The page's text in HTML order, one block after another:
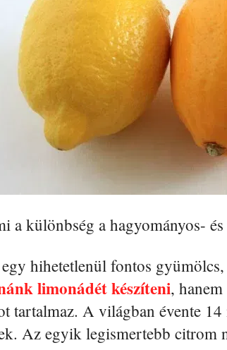
a különbség a hagyományos-
hihetetlenül fontos
limonádét készíteni,
tartalmaz. A világban évente
Az egyik legismertebb citrom